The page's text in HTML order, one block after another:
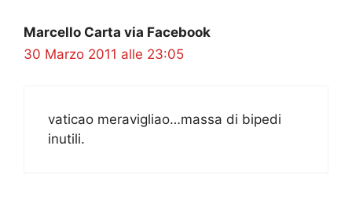
Marcello Carta via Facebook
30 Marzo 2011 alle 23:05
vaticao meravigliao…massa di bipedi
inutili.